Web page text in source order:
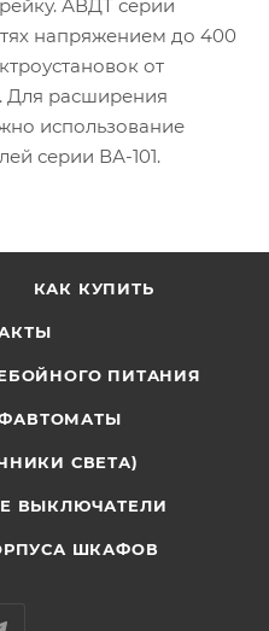
АВДТ серии
напряжением до 400
от
Для расширения
использование
серии ВА-101.
КАК КУПИТЬ
ПИТАНИЯ
СВЕТА)
ВЫКЛЮЧАТЕЛИ
ШКАФОВ